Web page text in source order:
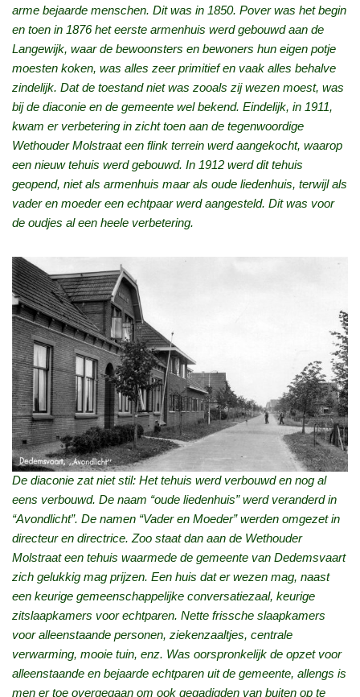
arme bejaarde menschen. Dit was in 1850. Pover was het begin
en toen in 1876 het eerste armenhuis werd gebouwd aan de
Langewijk, waar de bewoonsters en bewoners hun eigen potje
moesten koken, was alles zeer primitief en vaak alles behalve
zindelijk. Dat de toestand niet was zooals zij wezen moest, was
bij de diaconie en de gemeente wel bekend. Eindelijk, in 1911,
kwam er verbetering in zicht toen aan de tegenwoordige
Wethouder Molstraat een flink terrein werd aangekocht, waarop
een nieuw tehuis werd gebouwd. In 1912 werd dit tehuis
geopend, niet als armenhuis maar als oude liedenhuis, terwijl als
vader en moeder een echtpaar werd aangesteld. Dit was voor
de oudjes al een heele verbetering.
De diaconie zat niet stil: Het tehuis werd verbouwd en nog al
eens verbouwd. De naam “oude liedenhuis” werd veranderd in
“Avondlicht”. De namen “Vader en Moeder” werden omgezet in
directeur en directrice. Zoo staat dan aan de Wethouder
Molstraat een tehuis waarmede de gemeente van Dedemsvaart
zich gelukkig mag prijzen. Een huis dat er wezen mag, naast
een keurige gemeenschappelijke conversatiezaal, keurige
zitslaapkamers voor echtparen. Nette frissche slaapkamers
voor alleenstaande personen, ziekenzaaltjes, centrale
verwarming, mooie tuin, enz. Was oorspronkelijk de opzet voor
alleenstaande en bejaarde echtparen uit de gemeente, allengs is
men er toe overgegaan om ook gegadigden van buiten op te